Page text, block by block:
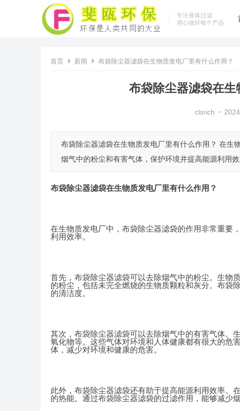
专注液体过滤
用心做好每个产品
首页 新闻 布袋除尘器滤袋在生物质发电厂里有什么作用？
布袋除尘器滤袋在生
clsrich •
布袋除尘器滤袋在生物质发电厂里有什么作用？ 在生
烟气中的粉尘和有害气体，保护环境并提高能源利用
布袋除尘器滤袋在生物质发电厂里有什么作用？
在生物质发电厂中，布袋除尘器滤袋的作用非常重要
利用效率。
首先，布袋除尘器滤袋可以去除烟气中的粉尘。生物
的粉尘，包括未完全燃烧的生物质颗粒和灰分。布袋
的清洁度。
其次，布袋除尘器滤袋可以去除烟气中的有害气体。
氧化物等。这些气体对环境和人体健康都有很大的危
体，减少对环境和健康的危害。
此外，布袋除尘器滤袋还有助于提高能源利用效率。
的热能。通过布袋除尘器滤袋的过滤作用，能够减少